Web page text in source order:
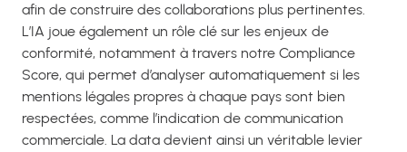
afin de construire des collaborations plus pertinentes.
L’IA joue également un rôle clé sur les enjeux de
conformité, notamment à travers notre Compliance
Score, qui permet d’analyser automatiquement si les
mentions légales propres à chaque pays sont bien
respectées, comme l’indication de communication
commerciale. La data devient ainsi un véritable levier